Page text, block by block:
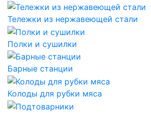
Тележки из нержавеющей стали
Полки и сушилки
Барные станции
Колоды для рубки мяса